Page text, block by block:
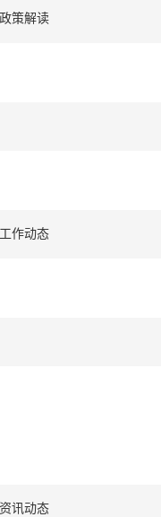
深化改革勇于创新苦干
政策解读
工作动态
资讯动态